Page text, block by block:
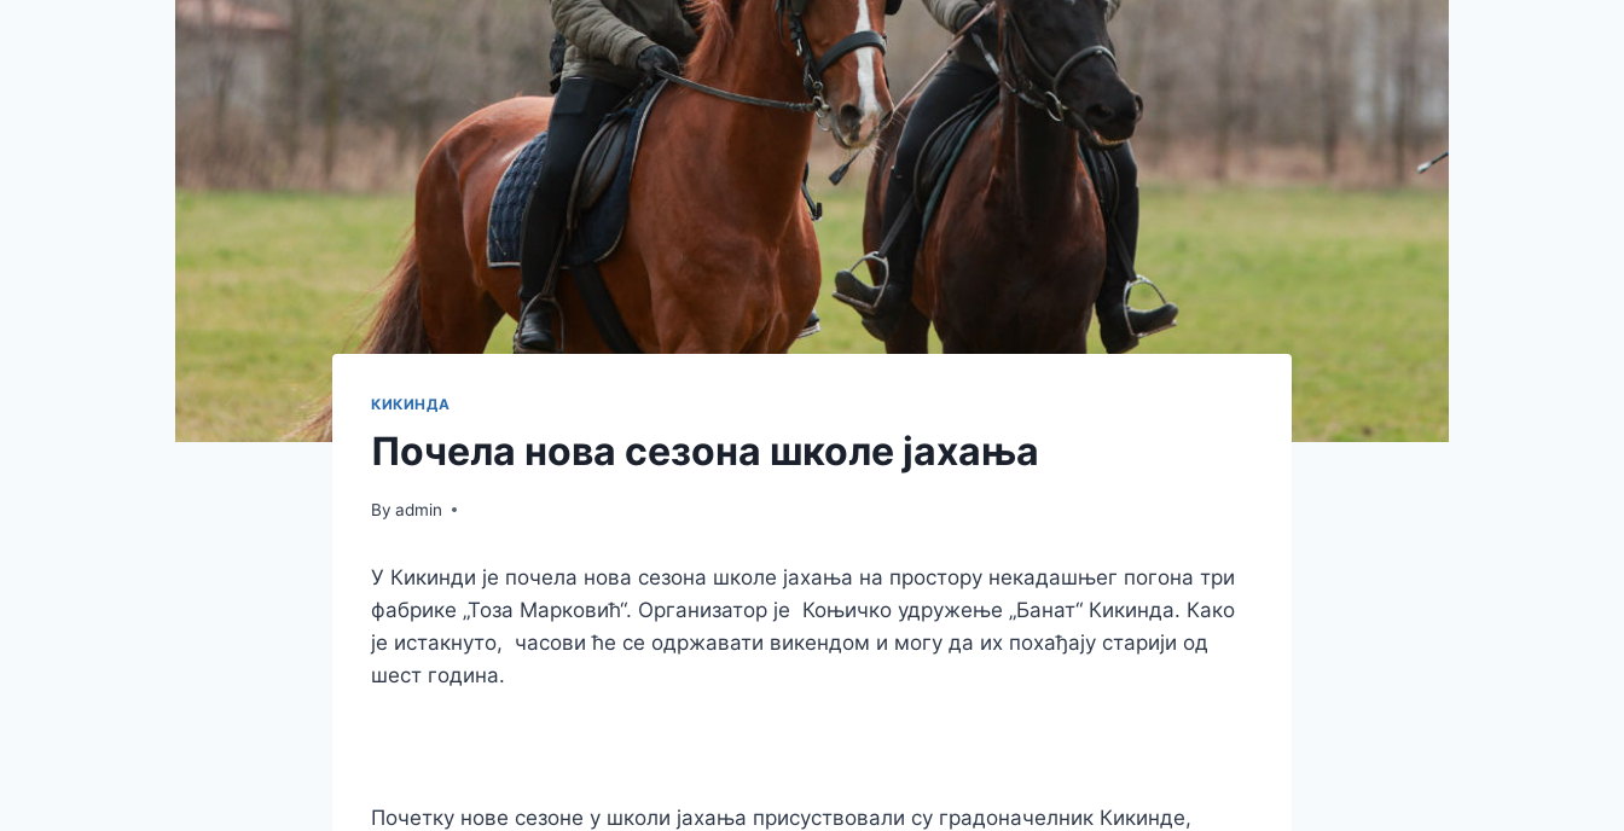
КИКИНДА
Почела нова сезона школе јахања
By admin
У Кикинди је почела нова сезона школе јахања на простору некадашњег погона три
фабрике „Тоза Марковић“. Организатор је Коњичко удружење „Банат“ Кикинда. Како
је истакнуто, часови ће се одржавати викендом и могу да их похађају старији од
шест година.
Почетку нове сезоне у школи јахања присуствовали су градоначелник Кикинде,